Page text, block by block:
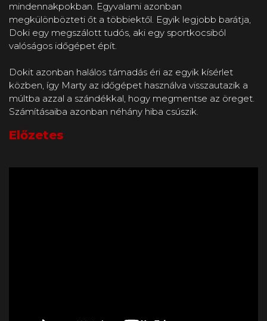
mindennakpokban. Egyvalami azonban
megkülönbözteti őt a többiektől. Egyik legjobb barátja,
Doki egy megszálott tudós, aki egy sportkocsiból
valóságos időgépet épít.
Dokit azonban halálos támadás éri az egyik kísérlet
közben, így Marty az időgépet használva visszautazik a
múltba azzal a szándékkal, hogy megmentse az öreget.
Számításaiba azonban néhány hiba csúszik.
Előzetes